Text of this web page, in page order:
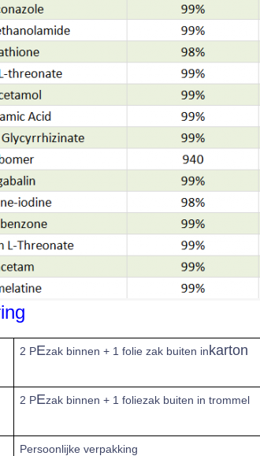
2 PEzak binnen + 1 folie zak buiten inkarton
2 PEzak binnen + 1 foliezak buiten in trommel
Persoonlijke verpakking